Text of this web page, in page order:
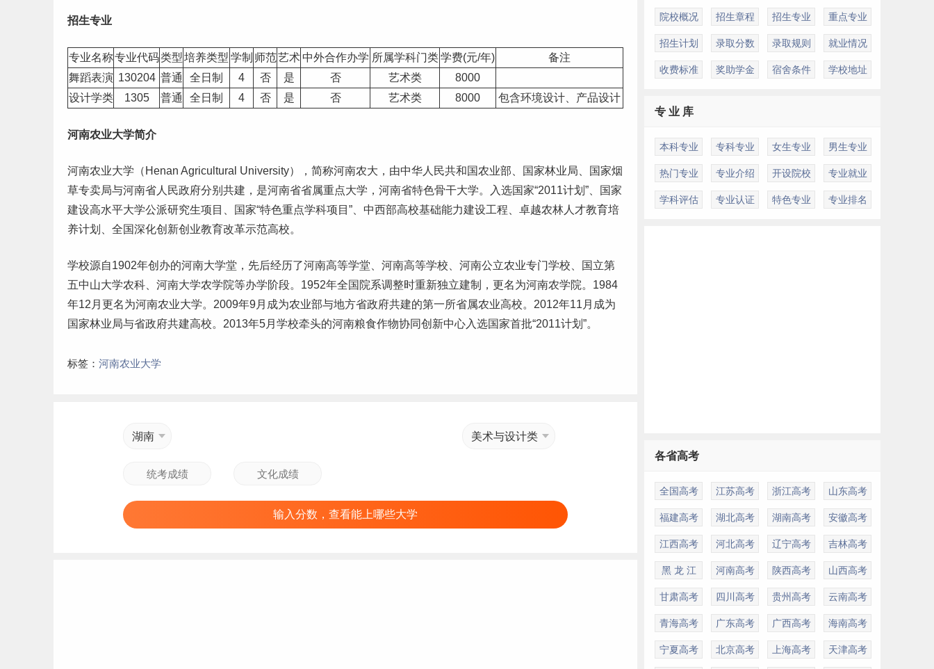
招生专业
专业名称专业代码类型培养类型 学制 师范艺术 中外合作办学 所属学科门类 学费(元/年)
备注
舞蹈表演 130204 普通 全日制 4 否 是 否 艺术类
8000
设计学类
1305 普通 全日制 4 否 是 否 艺术类 8000 包含环境设计、产品设计
河南农业大学简介
河南农业大学（Henan Agricultural University），简称河南农大，由中华人民共和国农业部、国家林业局、国家烟
草专卖局与河南省人民政府分别共建，是河南省省属重点大学，河南省特色骨干大学。入选国家“2011计划”、国家
建设高水平大学公派研究生项目、国家“特色重点学科项目”、中西部高校基础能力建设工程、卓越农林 人才教育培
养计划、全国深化创新创业教育改革示范高校。
学校源自1902年创办的河南大学堂，先后经历了河南高等学堂、河南高等学校、河南公立农业专门学校、国立第
五中山大学农科、河南大学农学院等办学阶段。1952年全国院系调整时重新独立建制，更名为河南农学院。1984
年12月更名为河南农业大学。2009年9月成为农业部与地方省政府共建的第一所省属农业高校。2012年11月成为
国家林业局与省政府共建高校。2013年5月学校牵头的河南粮食作物协同创新中心入选国家首批“2011计划”。
标签： 河南农业大学
湖南 美术与设计类
输入分数，查看能上哪些大学
院校概况 招生章程 招生专业 重点专业
招生计划 录取分数 录取规则 就业情况
收费标准 奖助学金 宿舍条件 学校地址
专 业 库
本科专业 专科专业 女生专业 男生专业
热门专业 专业介绍 开设院校 专业就业
学科评估 专业认证 特色专业 专业排名
各省高考
全国高考 江苏高考 浙江高考 山东高考
福建高考 湖北高考 湖南高考 安徽高考
江西高考 河北高考 辽宁高考 吉林高考
黑 龙 江 河南高考 陕西高考 山西高考
甘肃高考 四川高考 贵州高考 云南高考
青海高考 广东高考 广西高考 海南高考
宁夏高考 北京高考 上海高考 天津高考